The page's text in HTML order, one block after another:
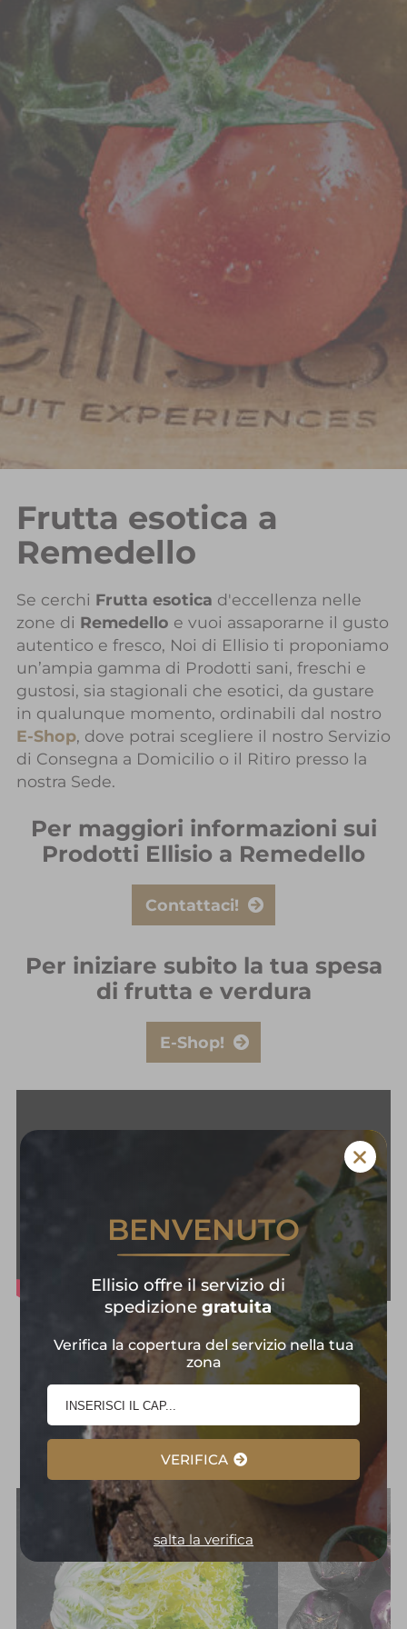
Frutta esotica a
Remedello
Se cerchi Frutta esotica d'eccellenza nelle
zone di Remedello e vuoi assaporarne il gusto
autentico e fresco, Noi di Ellisio ti proponiamo
un’ampia gamma di Prodotti sani, freschi e
gustosi, sia stagionali che esotici, da gustare
in qualunque momento, ordinabili dal nostro
E-Shop, dove potrai scegliere il nostro Servizio
di Consegna a Domicilio o il Ritiro presso la
nostra Sede.
Per maggiori informazioni sui
Prodotti Ellisio a Remedello
Contattaci!
Per iniziare subito la tua spesa
di frutta e verdura
E-Shop!
Frutta e Verdura in
Primo Piano:
Selezione
d'Eccellenza
BENVENUTO
Ellisio offre il servizio di
spedizione gratuita
Verifica la copertura del servizio nella tua
zona
VERIFICA
salta la verifica